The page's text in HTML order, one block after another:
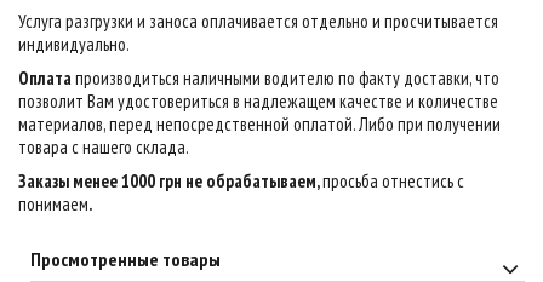
Услуга разгрузки и заноса оплачивается отдельно и просчитывается
индивидуально.
Оплатапроизводиться наличными водителю по факту доставки, что
позволит Вам удостовериться в надлежащем качестве и количестве
материалов, перед непосредственной оплатой. Либо при получении
товара с нашего склада.
Заказы менее 1000 грн не обрабатываем,просьба отнестись с
понимаем.
Просмотренные товары